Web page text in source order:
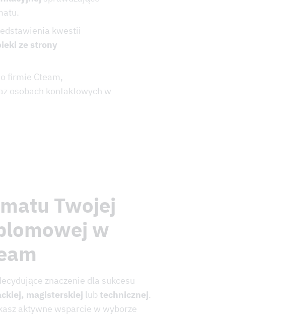
kwestii
ze strony
firmie Cteam,
osobach kontaktowych w
Twojej
w
znaczenie dla sukcesu
magisterskiej lub technicznej.
aktywne wsparcie w wyborze